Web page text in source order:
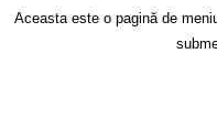
Utile
Aceasta este o pagină de